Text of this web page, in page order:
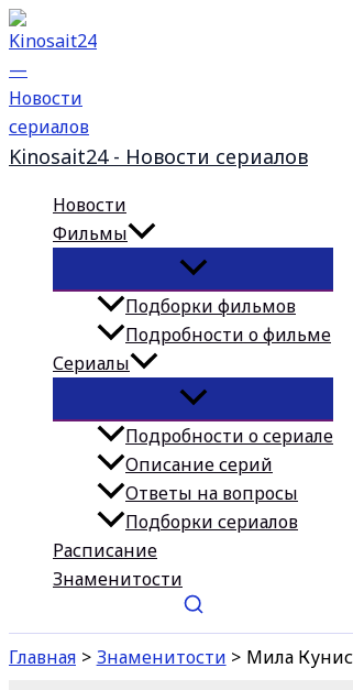
Перейти
к
содержимому
Kinosait24 - Новости сериалов
Новости
Фильмы
Подборки фильмов
Подробности о фильме
Сериалы
Подробности о сериале
Описание серий
Ответы на вопросы
Подборки сериалов
Расписание
Знаменитости
Главная Знаменитости Мила